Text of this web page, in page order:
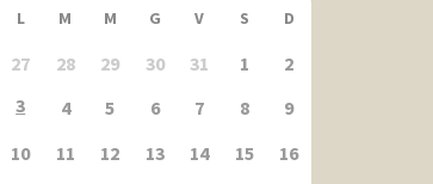
L M M G V S D
27 28 29 30 31 1
2
3
4 5 6 7 8
9
10
11 12 13 14 15
16